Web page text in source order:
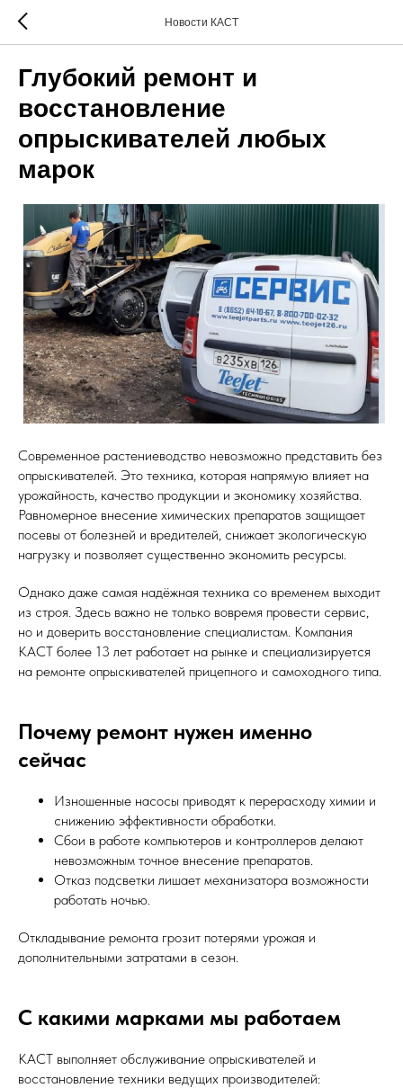
Новости КАСТ
Глубокий ремонт и
восстановление
опрыскивателей любых
марок
Современное растениеводство невозможно представить без
опрыскивателей. Это техника, которая напрямую влияет на
урожайность, качество продукции и экономику хозяйства.
Равномерное внесение химических препаратов защищает
посевы от болезней и вредителей, снижает экологическую
нагрузку и позволяет существенно экономить ресурсы.
Однако даже самая надёжная техника со временем выходит
из строя. Здесь важно не только вовремя провести сервис,
но и доверить восстановление специалистам. Компания
КАСТ более 13 лет работает на рынке и специализируется
на ремонте опрыскивателей прицепного и самоходного типа.
Почему ремонт нужен именно
сейчас
Изношенные насосы приводят к перерасходу химии и
снижению эффективности обработки.
Сбои в работе компьютеров и контроллеров делают
невозможным точное внесение препаратов.
Отказ подсветки лишает механизатора возможности
работать ночью.
Откладывание ремонта грозит потерями урожая и
дополнительными затратами в сезон.
С какими марками мы работаем
КАСТ выполняет обслуживание опрыскивателей и
восстановление техники ведущих производителей: